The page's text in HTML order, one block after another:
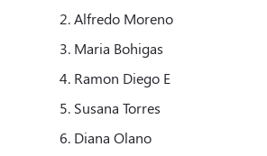
Alfredo Moreno
Maria Bohigas
Ramon Diego E
Susana Torres
Diana Olano